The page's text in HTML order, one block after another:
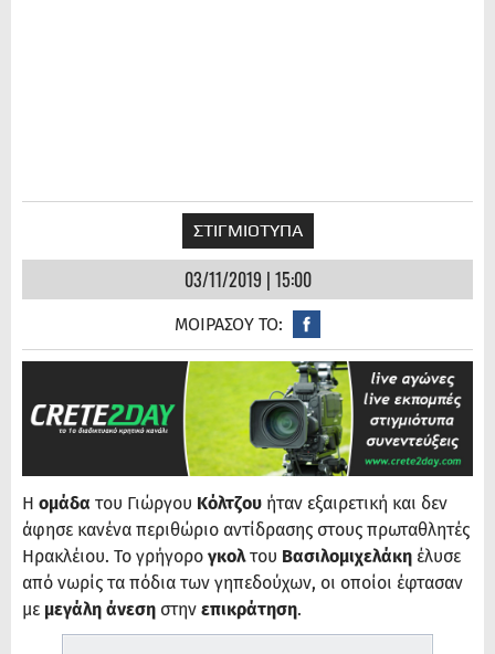
ΣΤΙΓΜΙΟΤΥΠΑ
03/11/2019 | 15:00
ΜΟΙΡΑΣΟΥ ΤΟ:
Η ομάδα του Γιώργου Κόλτζου ήταν εξαιρετική και δεν
άφησε κανένα περιθώριο αντίδρασης στους πρωταθλητές
Ηρακλέιου. Το γρήγορο γκολτου Βασιλομιχελάκη έλυσε
από νωρίς τα πόδια των γηπεδούχων, οι οποίοι έφτασαν
με μεγάλη άνεση στην επικράτηση.